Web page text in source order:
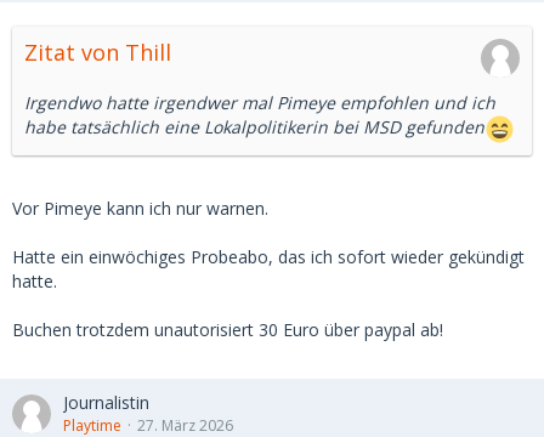
Zitat von Thill
Irgendwo hatte irgendwer mal Pimeye empfohlen und ich
habe tatsächlich eine Lokalpolitikerin bei MSD gefunden
Vor Pimeye kann ich nur warnen.
Hatte ein einwöchiges Probeabo, das ich sofort wieder gekündigt
hatte.
Buchen trotzdem unautorisiert 30 Euro über paypal ab!
Journalistin
Playtime 27. März 2026